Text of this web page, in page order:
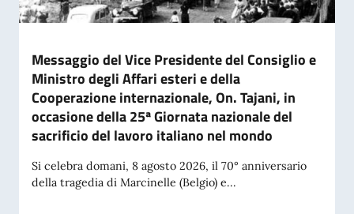
Messaggio del Vice Presidente del Consiglio e
Ministro degli Affari esteri e della
Cooperazione internazionale, On. Tajani, in
occasione della 25ª Giornata nazionale del
sacrificio del lavoro italiano nel mondo
Si celebra domani, 8 agosto 2026, il 70° anniversario
della tragedia di Marcinelle (Belgio) e...